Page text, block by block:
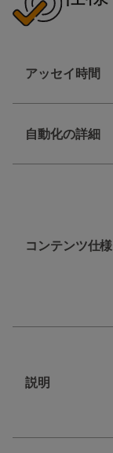
アッセイ時間
自動化の詳細
コンテンツ仕様
説明